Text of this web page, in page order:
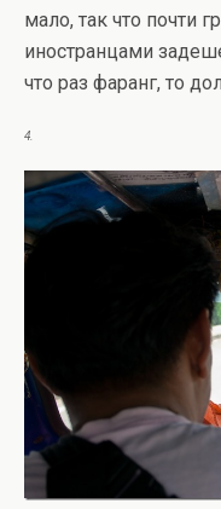
мало, так что почти
иностранцами
что раз фаранг, то
4.